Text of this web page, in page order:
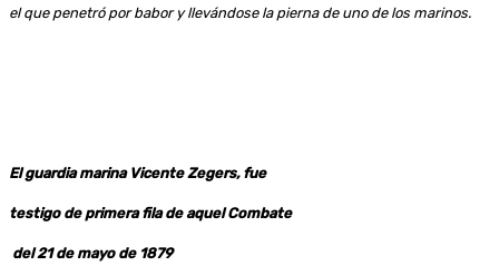
el que penetró por babor y llevándose la pierna de uno de los marinos.
El guardia marina Vicente Zegers, fue
testigo de primera fila de aquel Combate
del 21 de mayo de 1879